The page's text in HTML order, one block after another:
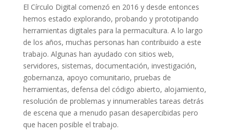
El Círculo Digital comenzó en 2016 y desde entonces
hemos estado explorando, probando y prototipando
herramientas digitales para la permacultura. A lo largo
de los años, muchas personas han contribuido a este
trabajo. Algunas han ayudado con sitios web,
servidores, sistemas, documentación, investigación,
gobernanza, apoyo comunitario, pruebas de
herramientas, defensa del código abierto, alojamiento,
resolución de problemas y innumerables tareas detrás
de escena que a menudo pasan desapercibidas pero
que hacen posible el trabajo.